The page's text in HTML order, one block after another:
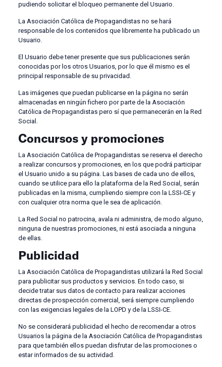
pudiendo solicitar el bloqueo permanente del Usuario.
La Asociación Católica de Propagandistas no se hará
responsable de los contenidos que libremente ha publicado un
Usuario.
El Usuario debe tener presente que sus publicaciones serán
conocidas por los otros Usuarios, por lo que él mismo es el
principal responsable de su privacidad.
Las imágenes que puedan publicarse en la página no serán
almacenadas en ningún fichero por parte de la Asociación
Católica de Propagandistas pero sí que permanecerán en la Red
Social.
Concursos y promociones
La Asociación Católica de Propagandistas se reserva el derecho
a realizar concursos y promociones, en los que podrá participar
el Usuario unido a su página. Las bases de cada uno de ellos,
cuando se utilice para ello la plataforma de la Red Social, serán
publicadas en la misma, cumpliendo siempre con la LSSI-CE y
con cualquier otra norma que le sea de aplicación.
La Red Social no patrocina, avala ni administra, de modo alguno,
ninguna de nuestras promociones, ni está asociada a ninguna
de ellas.
Publicidad
La Asociación Católica de Propagandistas utilizará la Red Social
para publicitar sus productos y servicios. En todo caso, si
decide tratar sus datos de contacto para realizar acciones
directas de prospección comercial, será siempre cumpliendo
con las exigencias legales de la LOPD y de la LSSI-CE.
No se considerará publicidad el hecho de recomendar a otros
Usuarios la página de la Asociación Católica de Propagandistas
para que también ellos puedan disfrutar de las promociones o
estar informados de su actividad.